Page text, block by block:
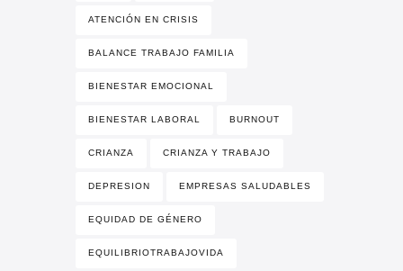
ATENCIÓN EN CRISIS
BALANCE TRABAJO FAMILIA
BIENESTAR EMOCIONAL
BIENESTAR LABORAL BURNOUT
CRIANZA CRIANZA Y TRABAJO
DEPRESION EMPRESAS SALUDABLES
EQUIDAD DE GÉNERO
EQUILIBRIOTRABAJOVIDA